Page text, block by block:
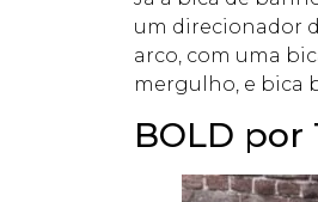
um direcionador
arco, com uma
mergulho, e bica
BOLD